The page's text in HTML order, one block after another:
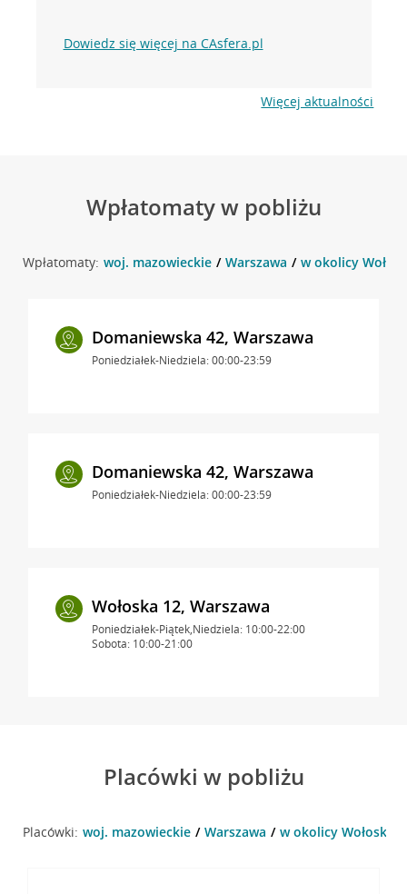
Dowiedz się więcej na CAsfera.pl
Więcej aktualności
Wpłatomaty w pobliżu
Wpłatomaty: woj. mazowieckie Warszawa w okolicy
Domaniewska 42, Warszawa
Poniedziałek-Niedziela: 00:00-23:59
Domaniewska 42, Warszawa
Poniedziałek-Niedziela: 00:00-23:59
Wołoska 12, Warszawa
Poniedziałek-Piątek,Niedziela: 10:00-22:00
Sobota: 10:00-21:00
Placówki w pobliżu
Placówki: woj. mazowieckie Warszawa w okolicy Wołoska